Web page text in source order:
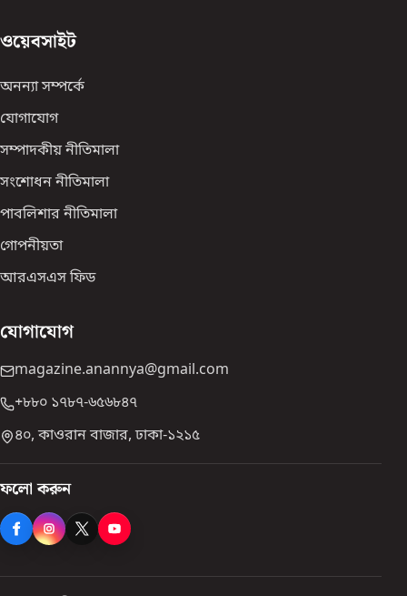
ওয়েবসাইট
অনন্যা সম্পর্কে
যোগাযোগ
সম্পাদকীয় নীতিমালা
সংশোধন নীতিমালা
পাবলিশার নীতিমালা
গোপনীয়তা
আরএসএস ফিড
যোগাযোগ
magazine.anannya@gmail.com
+৮৮০ ১৭৮৭-৬৫৬৮৪৭
৪০, কাওরান বাজার, ঢাকা-১২১৫
ফলো করুন